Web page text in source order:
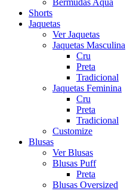
Bermudas Aqua
Shorts
Jaquetas
Ver Jaquetas
Jaquetas Masculina
Cru
Preta
Tradicional
Jaquetas Feminina
Cru
Preta
Tradicional
Customize
Blusas
Ver Blusas
Blusas Puff
Preta
Blusas Oversized